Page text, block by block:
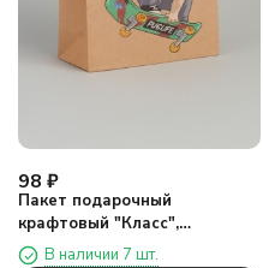
98 ₽
Пакет подарочный
крафтовый "Класс",
бесплатно (32*42*11)
В наличии 7 шт.